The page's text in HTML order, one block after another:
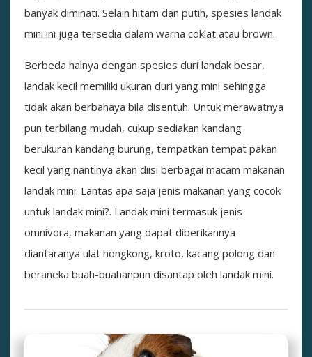
banyak diminati. Selain hitam dan putih, spesies landak
mini ini juga tersedia dalam warna coklat atau brown.
Berbeda halnya dengan spesies duri landak besar,
landak kecil memiliki ukuran duri yang mini sehingga
tidak akan berbahaya bila disentuh. Untuk merawatnya
pun terbilang mudah, cukup sediakan kandang
berukuran kandang burung, tempatkan tempat pakan
kecil yang nantinya akan diisi berbagai macam makanan
landak mini. Lantas apa saja jenis makanan yang cocok
untuk landak mini?. Landak mini termasuk jenis
omnivora, makanan yang dapat diberikannya
diantaranya ulat hongkong, kroto, kacang polong dan
beraneka buah-buahanpun disantap oleh landak mini.